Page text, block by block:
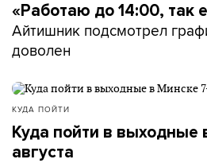
«Работаю до 14:00, так
Айтишник подсмотрел
доволен
КУДА ПОЙТИ
Куда пойти в выходные
августа